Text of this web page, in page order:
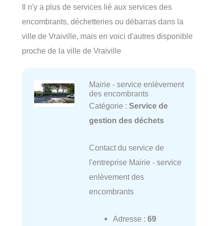
Il n'y a plus de services lié aux services des
encombrants, déchetteries ou débarras dans la
ville de Vraiville, mais en voici d'autres disponible
proche de la ville de Vraiville
Mairie - service enlèvement
des encombrants
Catégorie : Service de
gestion des déchets
Contact du service de
l'entreprise Mairie - service
enlèvement des
encombrants
Adresse : 69